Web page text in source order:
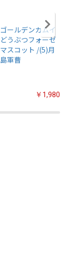
ゴールデンカムイ
どうぶつフォーゼ
マスコット /(5)月
島軍曹
￥1,980